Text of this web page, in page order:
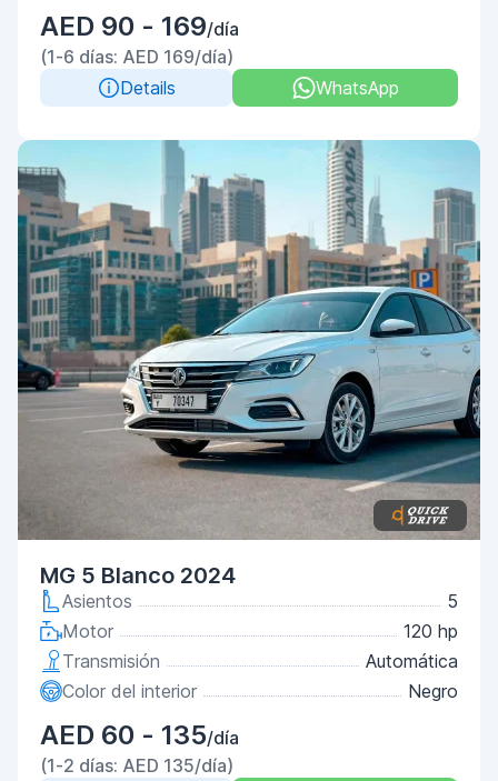
AED 90 - 169/día
(1-6 días: AED 169/día)
Details
WhatsApp
MG 5 Blanco 2024
Asientos
5
Motor
120 hp
Transmisión
Automática
Color del interior
Negro
AED 60 - 135/día
(1-2 días: AED 135/día)